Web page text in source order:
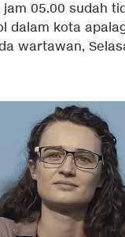
05.00 sudah
dalam kota
wartawan,